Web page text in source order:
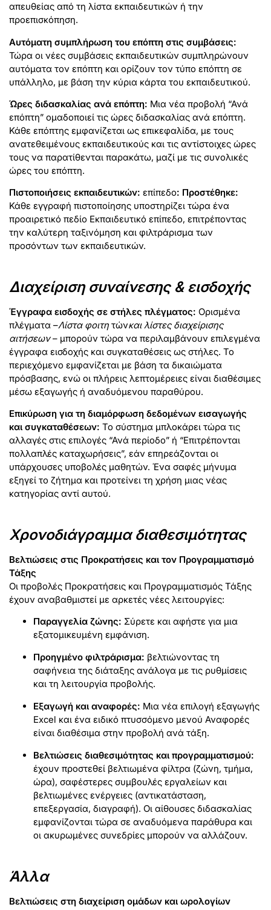
απευθείας από τη λίστα εκπαιδευτικών ή την
προεπισκόπηση.
Αυτόματη συμπλήρωση του επόπτη στις συμβάσεις:
Τώρα οι νέες συμβάσεις εκπαιδευτικών συμπληρώνουν
αυτόματα τον επόπτη και ορίζουν τον τύπο επόπτη σε
υπάλληλο, με βάση την κύρια κάρτα του εκπαιδευτικού.
Ώρες διδασκαλίας ανά επόπτη: Μια νέα προβολή “Ανά
επόπτη” ομαδοποιεί τις ώρες διδασκαλίας ανά επόπτη.
Κάθε επόπτης εμφανίζεται ως επικεφαλίδα, με τους
ανατεθειμένους εκπαιδευτικούς και τις αντίστοιχες ώρες
τους να παρατίθενται παρακάτω, μαζί με τις συνολικές
ώρες του επόπτη.
Πιστοποιήσεις εκπαιδευτικών: επίπεδο: Προστέθηκε:
Κάθε εγγραφή πιστοποίησης υποστηρίζει τώρα ένα
προαιρετικό πεδίο Εκπαιδευτικό επίπεδο, επιτρέποντας
την καλύτερη ταξινόμηση και φιλτράρισμα των
προσόντων των εκπαιδευτικών.
Διαχείριση συναίνεσης & εισδοχής
Έγγραφα εισδοχής σε στήλες πλέγματος: Ορισμένα
πλέγματα –Λίστα φοιτη τώνκαι λίστες διαχείρισης
αιτήσεων– μπορούν τώρα να περιλαμβάνουν επιλεγμένα
έγγραφα εισδοχής και συγκαταθέσεις ως στήλες. Το
περιεχόμενο εμφανίζεται με βάση τα δικαιώματα
πρόσβασης, ενώ οι πλήρεις λεπτομέρειες είναι διαθέσιμες
μέσω εξαγωγής ή αναδυόμενου παραθύρου.
Επικύρωση για τη διαμόρφωση δεδομένων εισαγωγής
και συγκαταθέσεων: Το σύστημα μπλοκάρει τώρα τις
αλλαγές στις επιλογές “Ανά περίοδο” ή “Επιτρέπονται
πολλαπλές καταχωρήσεις”, εάν επηρεάζονται οι
υπάρχουσες υποβολές μαθητών. Ένα σαφές μήνυμα
εξηγεί το ζήτημα και προτείνει τη χρήση μιας νέας
κατηγορίας αντί αυτού.
Χρονοδιάγραμμα διαθεσιμότητας
Βελτιώσεις στις Προκρατήσεις και τον Προγραμματισμό
Τάξης
Οι προβολές Προκρατήσεις και Προγραμματισμός Τάξης
έχουν αναβαθμιστεί με αρκετές νέες λειτουργίες:
Παραγγελία ζώνης: Σύρετε και αφήστε για μια
εξατομικευμένη εμφάνιση.
Προηγμένο φιλτράρισμα: βελτιώνοντας τη
σαφήνεια της διάταξης ανάλογα με τις ρυθμίσεις
και τη λειτουργία προβολής.
Εξαγωγή και αναφορές: Μια νέα επιλογή εξαγωγής
Excel και ένα ειδικό πτυσσόμενο μενού Αναφορές
είναι διαθέσιμα στην προβολή ανά τάξη.
Βελτιώσεις διαθεσιμότητας και προγραμματισμού:
έχουν προστεθεί βελτιωμένα φίλτρα (ζώνη, τμήμα,
ώρα), σαφέστερες συμβουλές εργαλείων και
βελτιωμένες ενέργειες (αντικατάσταση,
επεξεργασία, διαγραφή). Οι αίθουσες διδασκαλίας
εμφανίζονται τώρα σε αναδυόμενα παράθυρα και
οι ακυρωμένες συνεδρίες μπορούν να αλλάζουν.
Άλλα
Βελτιώσεις στη διαχείριση ομάδων και ωρολογίων